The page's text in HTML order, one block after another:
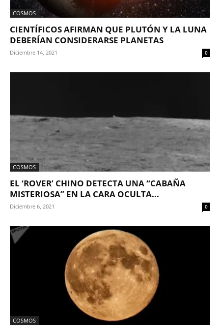
COSMOS
CIENTÍFICOS AFIRMAN QUE PLUTÓN Y LA LUNA
DEBERÍAN CONSIDERARSE PLANETAS
Diciembre 14, 2021 0
COSMOS
EL ‘ROVER’ CHINO DETECTA UNA “CABAÑA
MISTERIOSA” EN LA CARA OCULTA...
Diciembre 6, 2021 0
COSMOS